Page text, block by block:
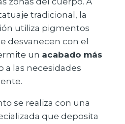
tradicional, la
utiliza pigmentos
desvanecen con el
un acabado más
a las necesidades
se realiza con una
que deposita